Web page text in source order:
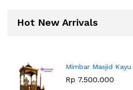
Hot New Arrivals
Mimbar Masjid
Rp 7.500.000